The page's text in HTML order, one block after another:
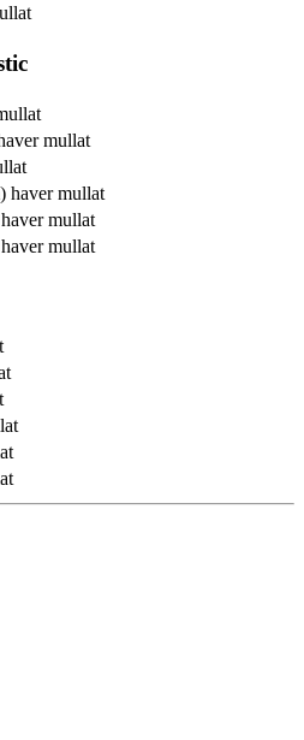
mullat
havermullat
mullat
mullat